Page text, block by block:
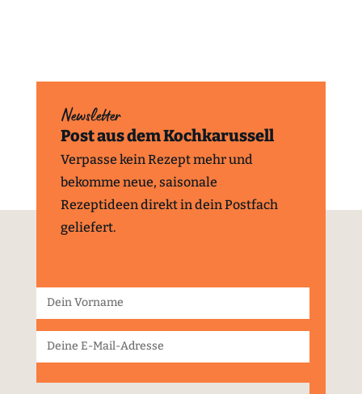
Newsletter
Post aus dem Kochkarussell
Verpasse kein Rezept mehr und
bekomme neue, saisonale
Rezeptideen direkt in dein Postfach
geliefert.